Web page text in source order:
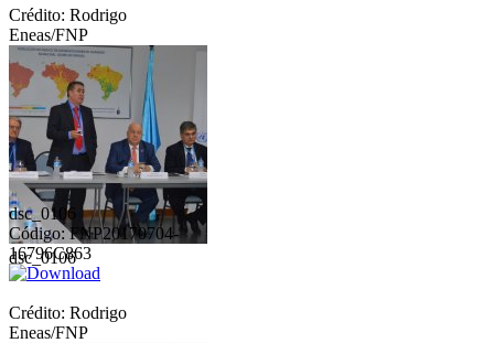
Crédito: Rodrigo
Eneas/FNP
dsc_0106
dsc_0106
Código: FNP20170704-
16796C863
Crédito: Rodrigo
Eneas/FNP